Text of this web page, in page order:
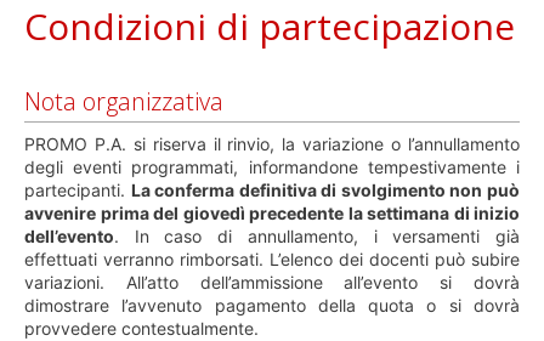
Condizioni di partecipazione
Nota organizzativa
PROMO P.A. si riserva il rinvio, la variazione o l’annullamento
degli eventi programmati, informandone tempestivamente i
partecipanti. La conferma definitiva di svolgimento non può
avvenire prima del giovedì precedente la settimana di inizio
dell’evento. In caso di annullamento, i versamenti già
effettuati verranno rimborsati. L’elenco dei docenti può subire
variazioni. All’atto dell’ammissione all’evento si dovrà
dimostrare l’avvenuto pagamento della quota o si dovrà
provvedere contestualmente.